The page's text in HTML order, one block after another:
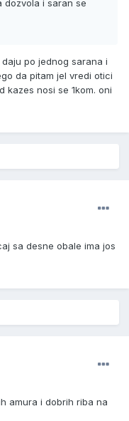
dozvola i saran se
po jednog sarana i
da pitam jel vredi otici
kazes nosi se 1kom. oni
sa desne obale ima jos
amura i dobrih riba na